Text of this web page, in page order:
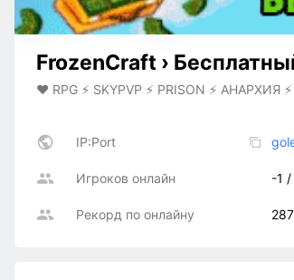
FrozenCraft ›
❤️ RPG ⚡ SKYPVP ⚡ PRISON ⚡
IP:Port
Игроков онлайн -1 /
Рекорд по онлайну